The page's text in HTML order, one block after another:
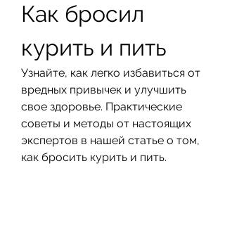
Как бросил
курить и пить
Узнайте, как легко избавиться от
вредных привычек и улучшить
свое здоровье. Практические
советы и методы от настоящих
экспертов в нашей статье о том,
как бросить курить и пить.